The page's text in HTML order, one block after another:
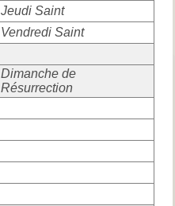
Jeudi Saint
Vendredi Saint
Dimanche de
Résurrection